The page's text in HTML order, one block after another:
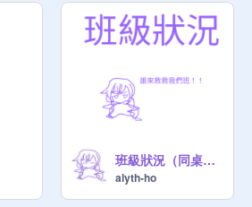
班級狀況（同桌篇）
alyth-ho